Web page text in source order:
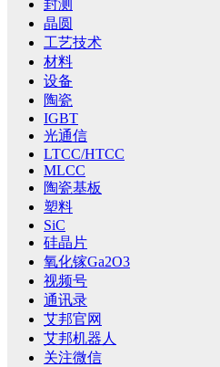
封测
晶圆
工艺技术
材料
设备
陶瓷
IGBT
光通信
LTCC/HTCC
MLCC
陶瓷基板
塑料
SiC
硅晶片
氧化镓Ga2O3
视频号
通讯录
艾邦官网
艾邦机器人
关注微信